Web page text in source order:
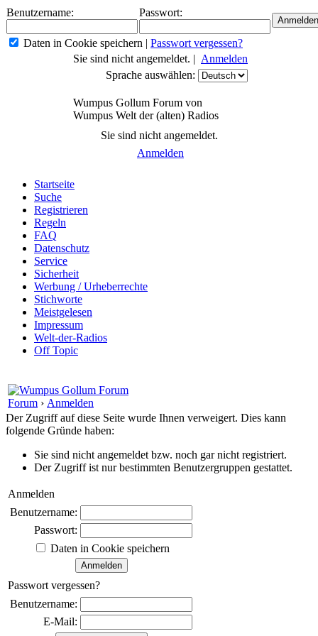
Benutzername: Passwort:
Daten in Cookie speichern | Passwort vergessen?
Sie sind nicht angemeldet. | Anmelden
Sprache auswählen:
Wumpus Gollum Forum von
Wumpus Welt der (alten) Radios
Sie sind nicht angemeldet.
Anmelden
Startseite
Suche
Registrieren
Regeln
FAQ
Datenschutz
Service
Sicherheit
Werbung / Urheberrechte
Stichworte
Meistgelesen
Impressum
Welt-der-Radios
Off Topic
Forum › Anmelden
Der Zugriff auf diese Seite wurde Ihnen verweigert. Dies kann
folgende Gründe haben:
Sie sind nicht angemeldet bzw. noch gar nicht registriert.
Der Zugriff ist nur bestimmten Benutzergruppen gestattet.
Anmelden
Benutzername:
Passwort:
Daten in Cookie speichern
Passwort vergessen?
Benutzername:
E-Mail: